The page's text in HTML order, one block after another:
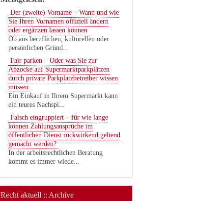
Der (zweite) Vorname – Wann und wie
Sie Ihren Vornamen offiziell ändern
oder ergänzen lassen können
Ob aus beruflichen, kulturellen oder
persönlichen Gründ...
Fair parken – Oder was Sie zur
Abzocke auf Supermarktparkplätzen
durch private Parkplatzbetreiber wissen
müssen
Ein Einkauf in Ihrem Supermarkt kann
ein teures Nachspi...
Falsch eingruppiert – für wie lange
können Zahlungsansprüche im
öffentlichen Dienst rückwirkend geltend
gemacht werden?
In der arbeitsrechtlichen Beratung
kommt es immer wiede...
Recht aktuell :: Archive